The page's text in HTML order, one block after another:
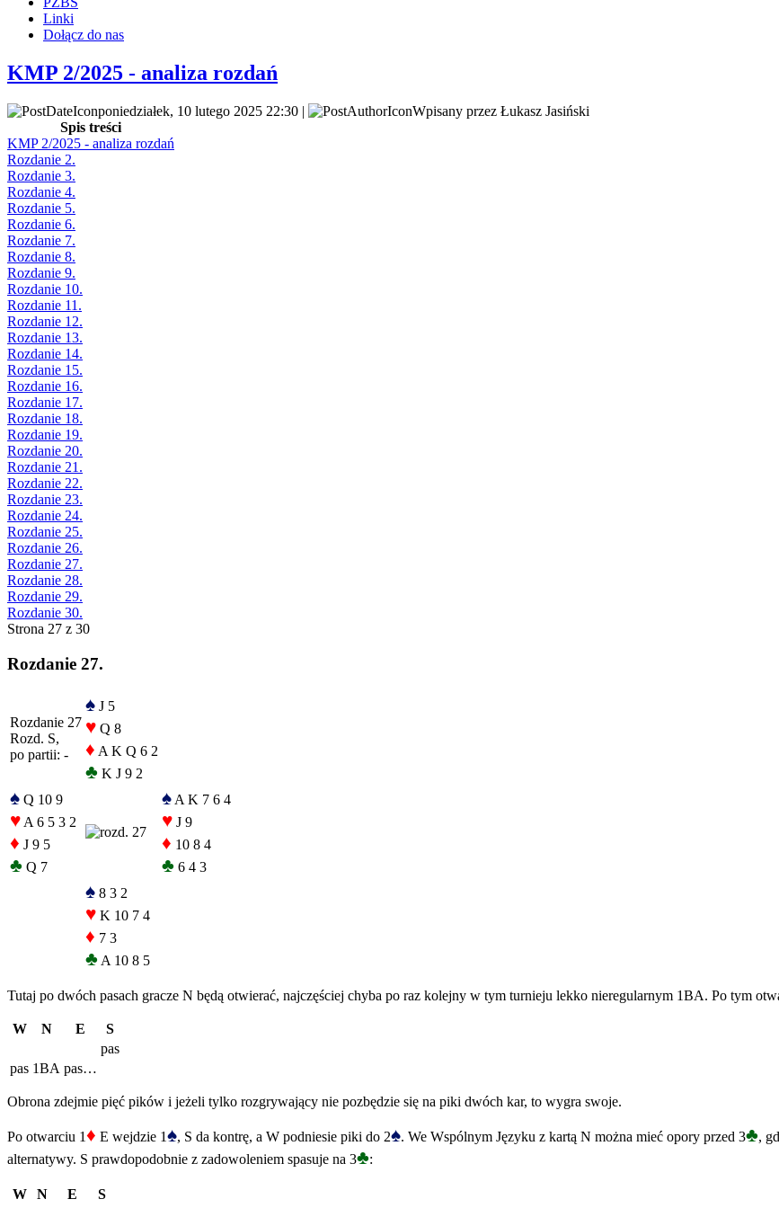
Linki
Dołącz do nas
KMP 2/2025 - analiza rozdań
poniedziałek, 10 lutego 2025 22:30 |
Wpisany przez Łukasz Jasiński
Spis treści
KMP 2/2025 - analiza rozdań
Rozdanie 2.
Rozdanie 3.
Rozdanie 4.
Rozdanie 5.
Rozdanie 6.
Rozdanie 7.
Rozdanie 8.
Rozdanie 9.
Rozdanie 10.
Rozdanie 11.
Rozdanie 12.
Rozdanie 13.
Rozdanie 14.
Rozdanie 15.
Rozdanie 16.
Rozdanie 17.
Rozdanie 18.
Rozdanie 19.
Rozdanie 20.
Rozdanie 21.
Rozdanie 22.
Rozdanie 23.
Rozdanie 24.
Rozdanie 25.
Rozdanie 26.
Rozdanie 27.
Rozdanie 28.
Rozdanie 29.
Rozdanie 30.
Strona 27 z 30
Rozdanie 27.
Rozdanie 27
Rozd. S,
po partii: -
♠ J 5
♥ Q 8
♦ A K Q 6 2
♣ K J 9 2
♠ Q 10 9
♥ A 6 5 3 2
♦ J 9 5
♣ Q 7
♠ A K 7 6 4
♥ J 9
♦ 10 8 4
♣ 6 4 3
♠ 8 3 2
♥ K 10 7 4
♦ 7 3
♣ A 10 8 5
Tutaj po dwóch pasach gracze N będą otwierać, najczęściej chyba po raz kolejny w tym turnieju lekko nieregularnym 1BA. Po tym
W N E
S
pas
pas 1BA pas…
Obrona zdejmie pięć pików i jeżeli tylko rozgrywający nie pozbędzie się na piki dwóch kar, to wygra swoje.
Po otwarciu 1♦ E wejdzie 1♠, S da kontrę, a W podniesie piki do 2♠. We Wspólnym Języku z kartą N można mieć opory przed 3♣,
alternatywy. S prawdopodobnie z zadowoleniem spasuje na 3♣:
W N E
S